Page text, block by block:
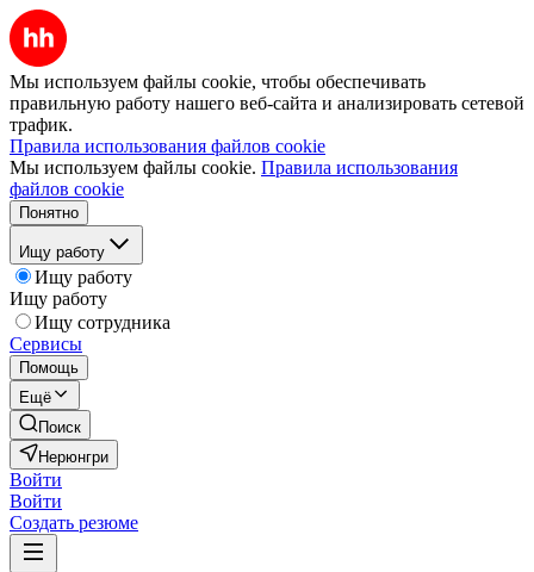
Мы используем файлы cookie, чтобы обеспечивать
правильную работу нашего веб-сайта и анализировать сетевой
трафик.
Правила использования файлов cookie
Мы используем файлы cookie. Правила использования
файлов cookie
Понятно
Ищу работу
Ищу работу
Ищу работу
Ищу сотрудника
Сервисы
Помощь
Ещё
Поиск
Нерюнгри
Войти
Войти
Создать резюме